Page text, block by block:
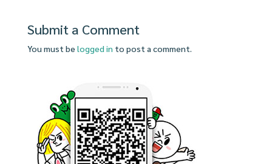
Submit a Comment
You must be logged in to post a comment.